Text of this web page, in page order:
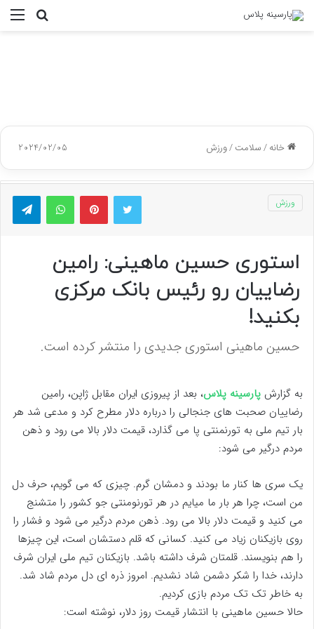
جستجو
خانه/سلامت/ورزش 2024/02/05
توییتر پینتریستواتس آپ
ورزش
استوری حسین ماهینی: رامین
رضاییان رو رئیس بانک مرکزی
بکنید!
حسین ماهینی استوری جدیدی را منتشر کرده است.
به گزارش پارسینه پلاس، بعد از پیروزی ایران مقابل ژاپن، رامین
رضاییان صحبت های جنجالی را درباره دلار مطرح کرد و مدعی شد هر
بار تیم ملی به تورنمنتی پا می گذارد، قیمت دلار بالا می رود و ذهن
مردم درگیر می شود:
یک سری ها کنار ما بودند و دمشان گرم. چیزی که می گویم، حرف دل
من است، چرا هر بار ما میایم در هر تورنومنتی جو کشور را متشنج
می کنید و قیمت دلار بالا می رود. ذهن مردم درگیر می شود و فشار را
روی بازیکنان زیاد می کنید. کسانی که قلم دستشان است، این چیزها
را هم بنویسند. قلمتان شرف داشته باشد. بازیکنان تیم ملی ایران شرف
دارند، خدا را شکر دشمن شاد نشدیم. امروز ذره ای دل مردم شاد شد.
به خاطر تک تک مردم بازی کردیم.
حالا حسین ماهینی با انتشار قیمت روز دلار، نوشته است: